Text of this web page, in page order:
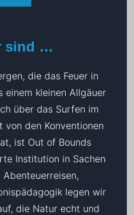
sind …
die das Feuer in
einem kleinen Allgäuer
über das Surfen im
von den Konventionen
ist Out of Bounds
Institution in Sachen
legen wir
die Natur echt und